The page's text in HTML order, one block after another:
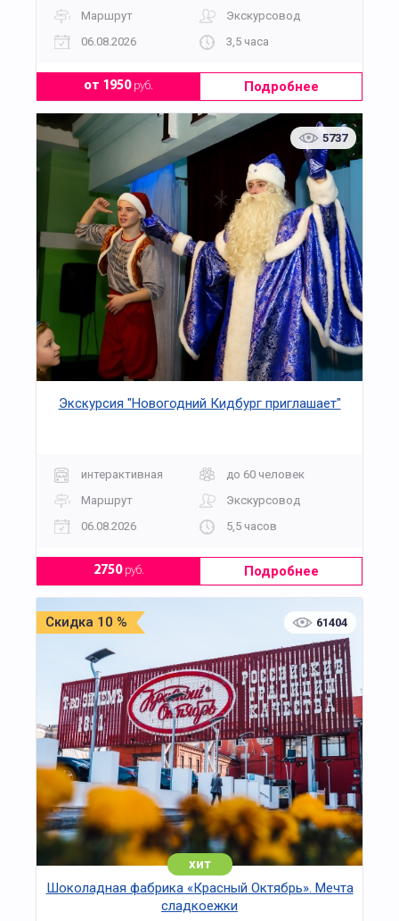
Маршрут
Экскурсовод
06.08.2026
3,5 часа
от 1950руб. Подробнее
5737
Экскурсия "Новогодний Кидбург приглашает"
интерактивная
до 60 человек
Маршрут
Экскурсовод
06.08.2026
5,5 часов
2750руб. Подробнее
Скидка 10 % 61404
хит
Шоколадная фабрика «Красный Октябрь». Мечта
сладкоежки